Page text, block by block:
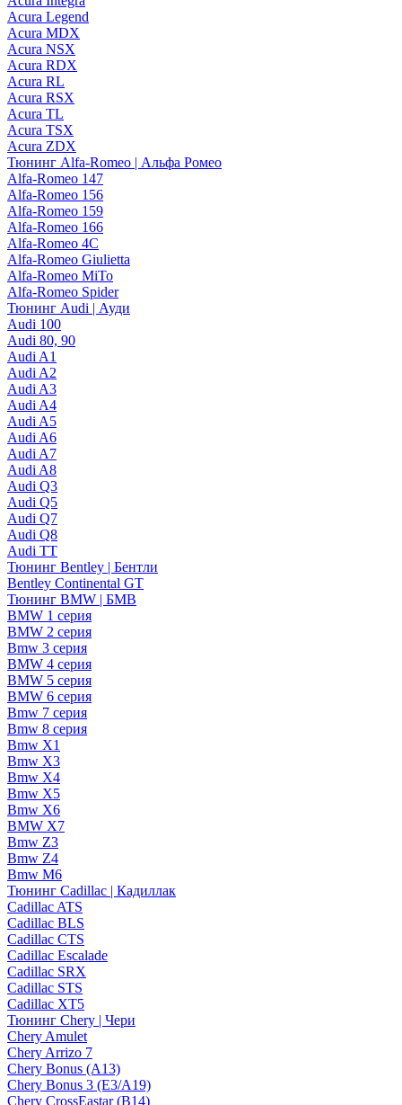
Acura Legend
Acura MDX
Acura NSX
Acura RDX
Acura RL
Acura RSX
Acura TL
Acura TSX
Acura ZDX
Тюнинг Alfa-Romeo | Альфа Ромео
Alfa-Romeo 147
Alfa-Romeo 156
Alfa-Romeo 159
Alfa-Romeo 166
Alfa-Romeo 4C
Alfa-Romeo Giulietta
Alfa-Romeo MiTo
Alfa-Romeo Spider
Тюнинг Audi | Ауди
Audi 100
Audi 80, 90
Audi A1
Audi A2
Audi A3
Audi A4
Audi A5
Audi A6
Audi A7
Audi A8
Audi Q3
Audi Q5
Audi Q7
Audi Q8
Audi TT
Тюнинг Bentley | Бентли
Bentley Continental GT
Тюнинг BMW | БМВ
BMW 1 серия
BMW 2 серия
Bmw 3 серия
BMW 4 серия
BMW 5 серия
BMW 6 серия
Bmw 7 серия
Bmw 8 серия
Bmw X1
Bmw X3
Bmw X4
Bmw X5
Bmw X6
BMW X7
Bmw Z3
Bmw Z4
Bmw М6
Тюнинг Cadillac | Кадиллак
Cadillac ATS
Cadillac BLS
Cadillac CTS
Cadillac Escalade
Cadillac SRX
Cadillac STS
Cadillac XT5
Тюнинг Chery | Чери
Chery Amulet
Chery Arrizo 7
Chery Bonus (A13)
Chery Bonus 3 (E3/A19)
Chery CrossEastar (B14)